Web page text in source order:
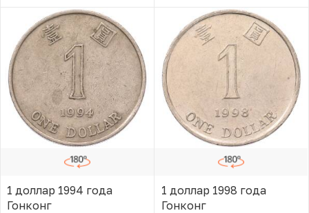
1 доллар 1994 года
Гонконг
1 доллар 1998 года
Гонконг